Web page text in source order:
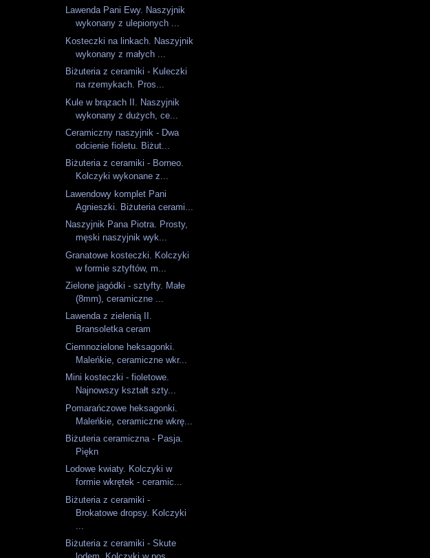
Lawenda Pani Ewy. Naszyjnik
wykonany z ulepionych ...
Kosteczki na linkach. Naszyjnik
wykonany z małych ...
Biżuteria z ceramiki - Kuleczki
na rzemykach. Pros...
Kule w brązach II. Naszyjnik
wykonany z dużych, ce...
Ceramiczny naszyjnik - Dwa
odcienie fioletu. Biżut...
Biżuteria z ceramiki - Borneo.
Kolczyki wykonane z...
Lawendowy komplet Pani
Agnieszki. Biżuteria cerami...
Naszyjnik Pana Piotra. Prosty,
męski naszyjnik wyk...
Granatowe kosteczki. Kolczyki
w formie sztyftów, m...
Zielone jagódki - sztyfty. Małe
(8mm), ceramiczne ...
Lawenda z zielenią II.
Bransoletka ceram
Ciemnozielone heksagonki.
Maleńkie, ceramiczne wkr...
Mini kosteczki - fioletowe.
Najnowszy kształt szty...
Pomarańczowe heksagonki.
Maleńkie, ceramiczne wkrę...
Biżuteria ceramiczna - Pasja.
Piękn
Lodowe kwiaty. Kolczyki w
formie wkrętek - ceramic...
Biżuteria z ceramiki -
Brokatowe dropsy. Kolczyki
Biżuteria z ceramiki - Skute